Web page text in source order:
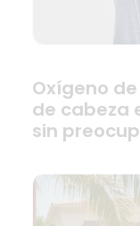
Oxígeno
de cabeza
sin